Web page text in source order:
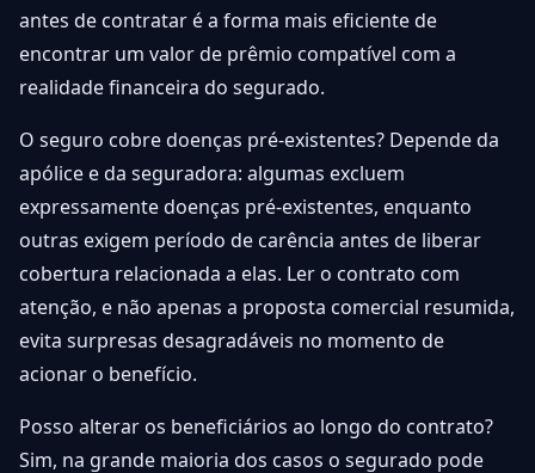
antes de contratar é a forma mais eficiente de
encontrar um valor de prêmio compatível com a
realidade financeira do segurado.
O seguro cobre doenças pré-existentes? Depende da
apólice e da seguradora: algumas excluem
expressamente doenças pré-existentes, enquanto
outras exigem período de carência antes de liberar
cobertura relacionada a elas. Ler o contrato com
atenção, e não apenas a proposta comercial resumida,
evita surpresas desagradáveis no momento de
acionar o benefício.
Posso alterar os beneficiários ao longo do contrato?
Sim, na grande maioria dos casos o segurado pode